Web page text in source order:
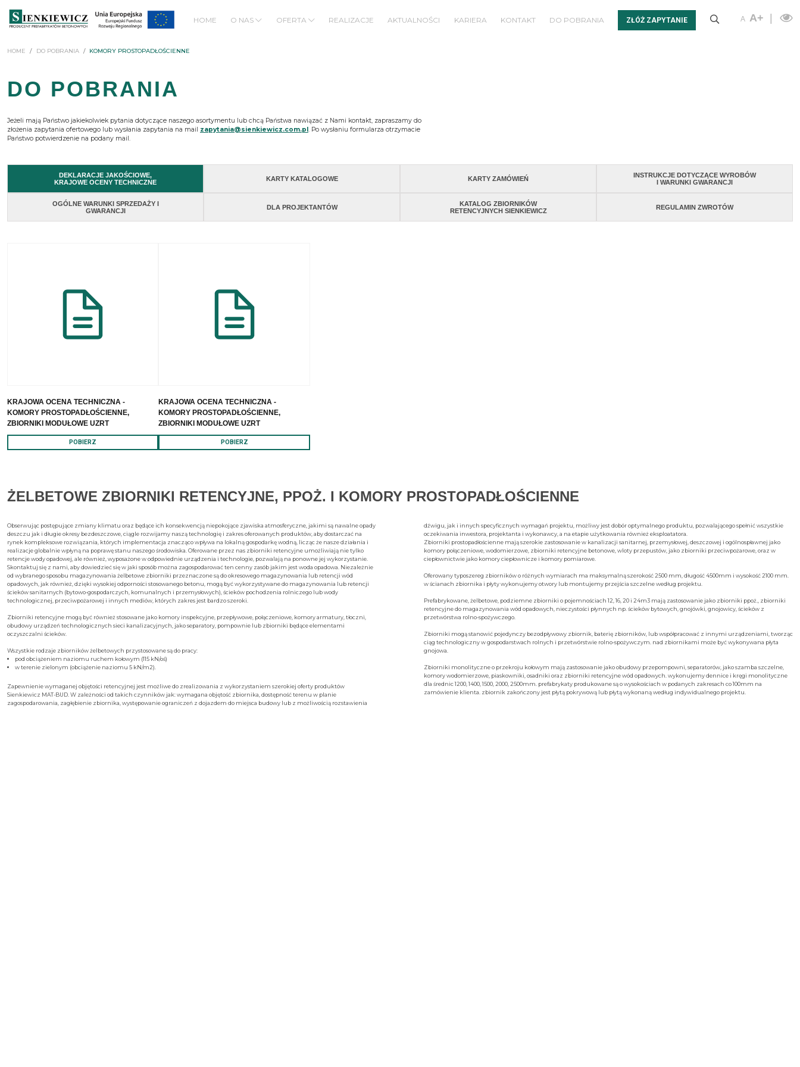
HOME DO POBRANIA KOMORY PROSTOPADŁOŚCIENNE
DO POBRANIA
Jeżeli mają Państwo jakiekolwiek pytania dotyczące naszego asortymentu lub chcą Państwa nawiązać z Nami kontakt, zapraszamy do
złożenia zapytania ofertowego lub wysłania zapytania na mail zapytania@sienkiewicz.com.pl. Po wysłaniu formularza otrzymacie
Państwo potwierdzenie na podany mail.
DEKLARACJE JAKOŚCIOWE,
KRAJOWE OCENY TECHNICZNE
KARTY KATALOGOWE KARTY ZAMÓWIEŃ
INSTRUKCJE DOTYCZĄCE WYROBÓW
I WARUNKI GWARANCJI
OGÓLNE WARUNKI SPRZEDAŻY I
GWARANCJI
DLA PROJEKTANTÓW
KATALOG ZBIORNIKÓW
RETENCYJNYCH SIENKIEWICZ
REGULAMIN ZWROTÓW
KRAJOWA OCENA TECHNICZNA -
KOMORY PROSTOPADŁOŚCIENNE,
ZBIORNIKI MODUŁOWE UZRT
POBIERZ
KRAJOWA OCENA TECHNICZNA -
KOMORY PROSTOPADŁOŚCIENNE,
ZBIORNIKI MODUŁOWE UZRT
POBIERZ
ŻELBETOWE ZBIORNIKI RETENCYJNE, PPOŻ. I KOMORY PROSTOPADŁOŚCIENNE
Obserwując postępujące zmiany klimatu oraz będące ich konsekwencją niepokojące zjawiska atmosferyczne, jakimi są nawalne opady
deszczu jak i długie okresy bezdeszczowe, ciągle rozwijamy naszą technologię i zakres oferowanych produktów, aby dostarczać na
rynek kompleksowe rozwiązania, których implementacja znacząco wpływa na lokalną gospodarkę wodną, licząc że nasze działania i
realizacje globalnie wpłyną na poprawę stanu naszego środowiska. Oferowane przez nas zbiorniki retencyjne umożliwiają nie tylko
retencje wody opadowej, ale również, wyposażone w odpowiednie urządzenia i technologie, pozwalają na ponowne jej wykorzystanie.
Skontaktuj się z nami, aby dowiedzieć się w jaki sposób można zagospodarować ten cenny zasób jakim jest woda opadowa. Niezależnie
od wybranego sposobu magazynowania żelbetowe zbiorniki przeznaczone są do okresowego magazynowania lub retencji wód
opadowych, jak również, dzięki wysokiej odporności stosowanego betonu, mogą być wykorzystywane do magazynowania lub retencji
ścieków sanitarnych (bytowo-gospodarczych, komunalnych i przemysłowych), ścieków pochodzenia rolniczego lub wody
technologicznej, przeciwpożarowej i innych mediów, których zakres jest bardzo szeroki.
Zbiorniki retencyjne mogą być również stosowane jako komory inspekcyjne, przepływowe, połączeniowe, komory armatury, tłoczni,
obudowy urządzeń technologicznych sieci kanalizacyjnych, jako separatory, pompownie lub zbiorniki będące elementami
oczyszczalni ścieków.
Wszystkie rodzaje zbiorników żelbetowych przystosowane są do pracy:
pod obciążeniem naziomu ruchem kołowym (115 kN/oś)
w terenie zielonym (obciążenie naziomu 5 kN/m2).
Zapewnienie wymaganej objętości retencyjnej jest możliwe do zrealizowania z wykorzystaniem szerokiej oferty produktów
Sienkiewicz MAT-BUD. W zależności od takich czynników jak: wymagana objętość zbiornika, dostępność terenu w planie
zagospodarowania, zagłębienie zbiornika, występowanie ograniczeń z dojazdem do miejsca budowy lub z możliwością rozstawienia
dźwigu, jak i innych specyficznych wymagań projektu, możliwy jest dobór optymalnego produktu, pozwalającego spełnić wszystkie
oczekiwania inwestora, projektanta i wykonawcy, a na etapie użytkowania również eksploatatora.
Zbiorniki prostopadłościenne mają szerokie zastosowanie w kanalizacji sanitarnej, przemysłowej, deszczowej i ogólnospławnej jako
komory połączeniowe, wodomierzowe, zbiorniki retencyjne betonowe, wloty przepustów, jako zbiorniki przeciwpożarowe, oraz w
ciepłownictwie jako komory ciepłownicze i komory pomiarowe.
Oferowany typoszereg zbiorników o różnych wymiarach ma maksymalną szerokość 2500 mm, długość 4500mm i wysokość 2100 mm.
w ścianach zbiornika i płyty wykonujemy otwory lub montujemy przejścia szczelne według projektu.
Prefabrykowane, żelbetowe, podziemne zbiorniki o pojemnościach 12, 16, 20 i 24m3 mają zastosowanie jako zbiorniki ppoż., zbiorniki
retencyjne do magazynowania wód opadowych, nieczystości płynnych np. ścieków bytowych, gnojówki, gnojowicy, ścieków z
przetwórstwa rolno-spożywczego.
Zbiorniki mogą stanowić pojedynczy bezodpływowy zbiornik, baterię zbiorników, lub współpracować z innymi urządzeniami, tworząc
ciąg technologiczny w gospodarstwach rolnych i przetwórstwie rolno-spożywczym. nad zbiornikami może być wykonywana płyta
gnojowa.
Zbiorniki monolityczne o przekroju kołowym mają zastosowanie jako obudowy przepompowni, separatorów, jako szamba szczelne,
komory wodomierzowe, piaskowniki, osadniki oraz zbiorniki retencyjne wód opadowych. wykonujemy dennice i kręgi monolityczne
dla średnic 1200, 1400, 1500, 2000, 2500mm. prefabrykaty produkowane są o wysokościach w podanych zakresach co 100mm na
zamówienie klienta. zbiornik zakończony jest płytą pokrywową lub płytą wykonaną według indywidualnego projektu.
HOME O NAS OFERTA REALIZACJE AKTUALNOŚCI KARIERA KONTAKT DO POBRANIA ZŁÓŻ ZAPYTANIE A A+ |